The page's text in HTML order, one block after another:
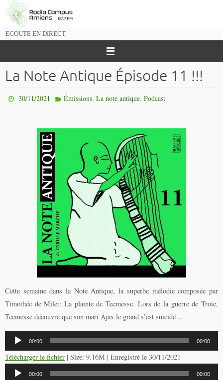
Passer
vers
ECOUTE EN DIRECT
La Note Antique Épisode 11 !!!
30/11/2021 Émissions, La note antique, Podcast
Cette semaine dans la Note Antique, la superbe mélodie composée par
Timothée de Milet: La plainte de Tecmesse. Lors de la guerre de Troie,
Tecmesse découvre que son mari Ajax le grand s’est suicidé…
Lecteur
audio
00:00 00:00
Télécharger le fichier | Size: 9.16M | Enregistré le 30/11/2021
Lecteur
00:00 00:00